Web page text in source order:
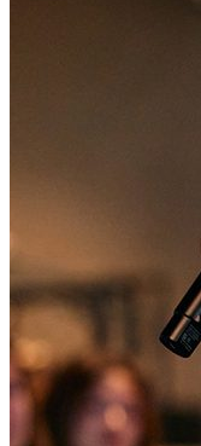
Eコマース分野で
初めてのEコマー